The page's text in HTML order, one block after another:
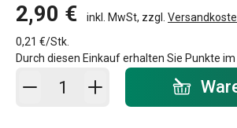
2,90 € inkl. MwSt, zzgl.
0,21 €/Stk.
Durch diesen Einkauf erhalten Sie Punkte
In den Warenkorb - Menge